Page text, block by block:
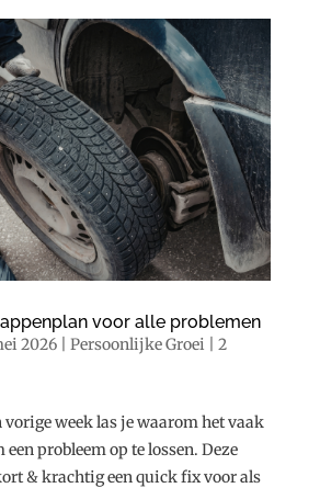
voor alle problemen
2026| Persoonlijke Groei
2
week las je waarom het vaak
probleem op te lossen. Deze
& krachtig een quick fix voor als